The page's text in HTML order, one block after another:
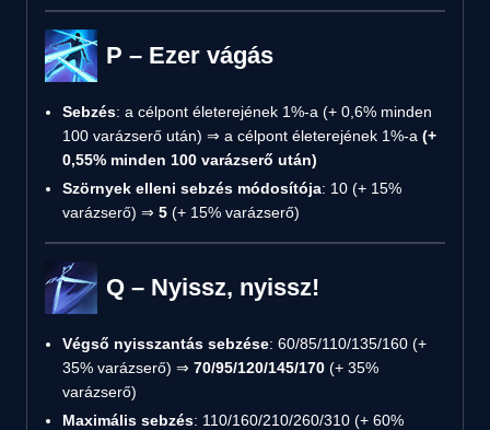
P – Ezer vágás
Sebzés: a célpont életerejének 1%-a (+ 0,6% minden
100 varázserő után) ⇒ a célpont életerejének 1%-a (+
0,55% minden 100 varázserő után)
Szörnyek elleni sebzés módosítója: 10 (+ 15%
varázserő) ⇒ 5 (+ 15% varázserő)
Q – Nyissz, nyissz!
Végső nyisszantás sebzése: 60/85/110/135/160 (+
35% varázserő) ⇒ 70/95/120/145/170 (+ 35%
varázserő)
Maximális sebzés: 110/160/210/260/310 (+ 60%